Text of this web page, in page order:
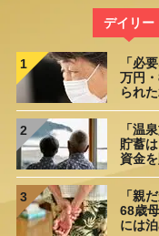
デイリー
1
「必
万円
られ
2
「温
貯蓄
資金
3
「親
68歳
には泊